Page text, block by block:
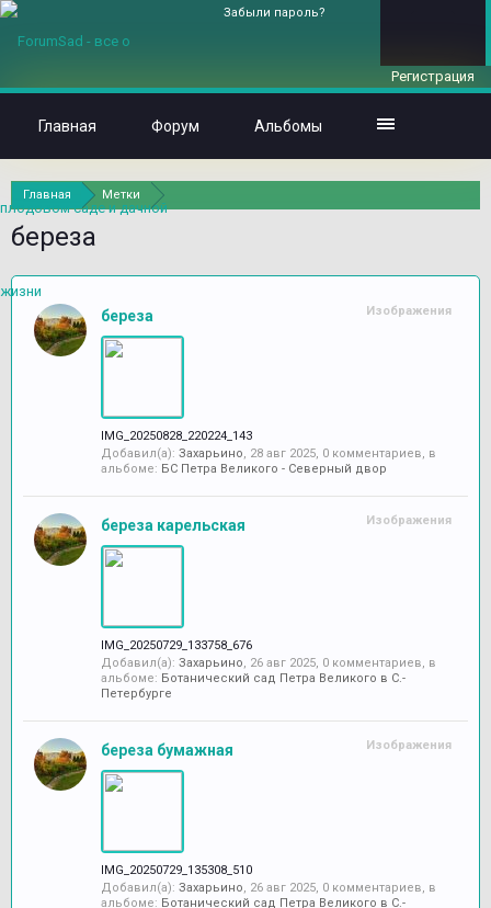
Главная Метки
береза
Изображения
береза
IMG_20250828_220224_143
Добавил(а): Захарьино, 28 авг 2025, 0 комментариев, в
альбоме: БС Петра Великого - Северный двор
Изображения
береза карельская
IMG_20250729_133758_676
Добавил(а): Захарьино, 26 авг 2025, 0 комментариев, в
альбоме: Ботанический сад Петра Великого в С.-
Петербурге
Изображения
береза бумажная
IMG_20250729_135308_510
Добавил(а): Захарьино, 26 авг 2025, 0 комментариев, в
альбоме: Ботанический сад Петра Великого в С.-
Забыли пароль?
Регистрация
Главная Форум Альбомы